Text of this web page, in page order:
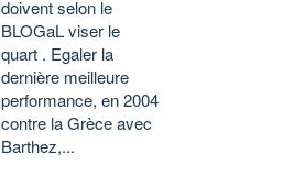
doivent selon le
BLOGaL viser le
quart . Egaler la
dernière meilleure
performance, en 2004
contre la Grèce avec
Barthez,...